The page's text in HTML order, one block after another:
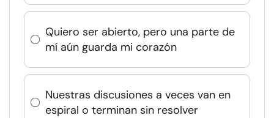
Quiero ser abierto, pero una parte de
mí aún guarda mi corazón
Nuestras discusiones a veces van en
espiral o terminan sin resolver